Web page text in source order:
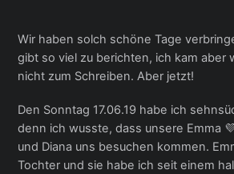
Wir haben solch schöne Tage
gibt so viel zu berichten, ich kam aber
nicht zum Schreiben. Aber jetzt!
Den Sonntag 17.06.19 habe ich
denn ich wusste, dass unsere Emma
und Diana uns besuchen kommen.
Tochter und sie habe ich seit einem